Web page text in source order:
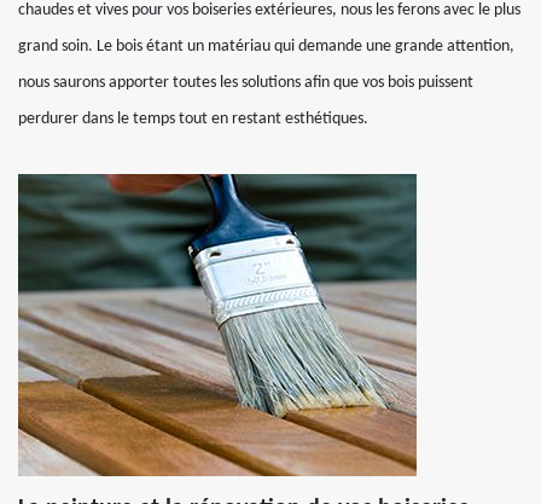
chaudes et vives pour vos boiseries extérieures, nous les ferons avec le plus
grand soin. Le bois étant un matériau qui demande une grande attention,
nous saurons apporter toutes les solutions afin que vos bois puissent
perdurer dans le temps tout en restant esthétiques.